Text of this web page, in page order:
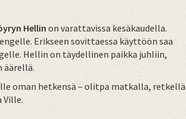
Hellin on varattavissa kesäkaudella.
Erikseen sovittaessa käyttöön saa
Hellin on täydellinen paikka juhliin,
äärellä.
oman hetkensä – olitpa matkalla, retkellä
Ville.